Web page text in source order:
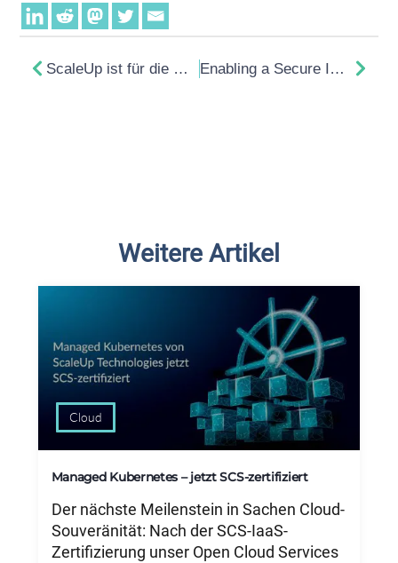
ScaleUp ist für die OpenStack Superuser Awards nominiert Enabling a Secure Industry 4.0 transition for the Textile Industry with OpenStack based Edge Clouds
Weitere Artikel
Cloud
Managed Kubernetes – jetzt SCS-zertifiziert
Der nächste Meilenstein in Sachen Cloud-
Souveränität: Nach der SCS-IaaS-
Zertifizierung unser Open Cloud Services